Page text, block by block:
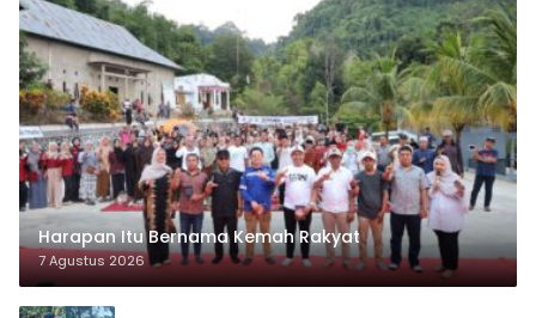
Harapan Itu Bernama Kemah Rakyat
7 Agustus 2026